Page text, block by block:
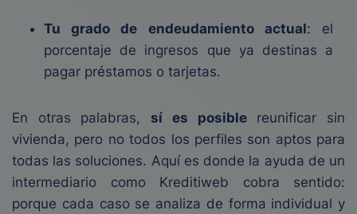
Tu grado de endeudamiento actual: el
porcentaje de ingresos que ya destinas a
pagar préstamos o tarjetas.
En otras palabras, sí es posiblereunificar sin
vivienda, pero no todos los perfiles son aptos para
todas las soluciones. Aquí es donde la ayuda de un
intermediario como Kreditiweb cobra sentido:
porque cada caso se analiza de forma individual y